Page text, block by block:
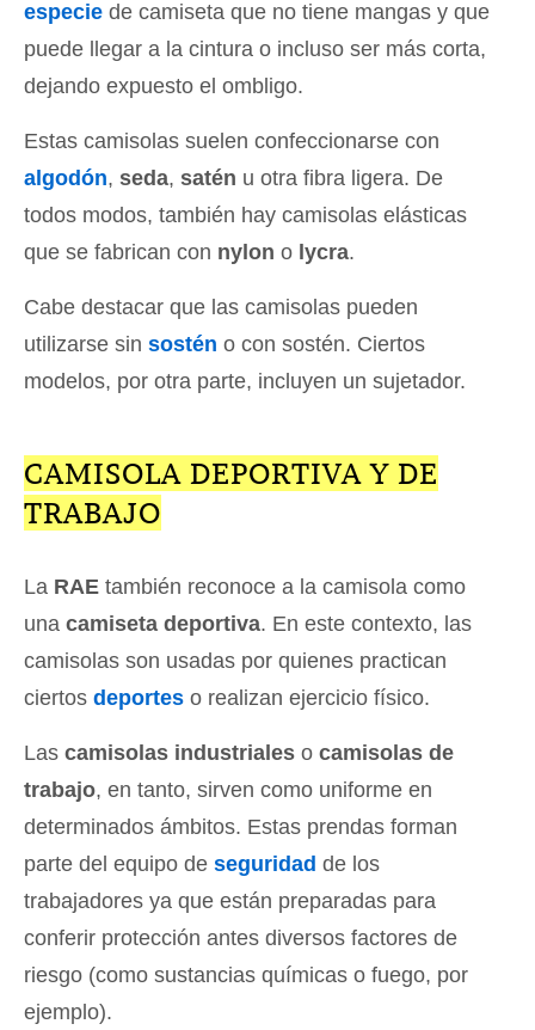
especie de camiseta que no tiene mangas y que
puede llegar a la cintura o incluso ser más corta,
dejando expuesto el ombligo.
Estas camisolas suelen confeccionarse con
algodón, seda, satén u otra fibra ligera. De
todos modos, también hay camisolas elásticas
que se fabrican con nylon o lycra.
Cabe destacar que las camisolas pueden
utilizarse sin sostén o con sostén. Ciertos
modelos, por otra parte, incluyen un sujetador.
CAMISOLA DEPORTIVA Y DE
TRABAJO
La RAE también reconoce a la camisola como
una camiseta deportiva. En este contexto, las
camisolas son usadas por quienes practican
ciertos deportes o realizan ejercicio físico.
Las camisolas industriales o camisolas de
trabajo, en tanto, sirven como uniforme en
determinados ámbitos. Estas prendas forman
parte del equipo de seguridad de los
trabajadores ya que están preparadas para
conferir protección antes diversos factores de
riesgo (como sustancias químicas o fuego, por
ejemplo).